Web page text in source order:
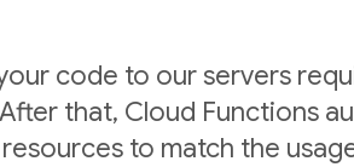
code to our servers
that, Cloud Functions
to match the